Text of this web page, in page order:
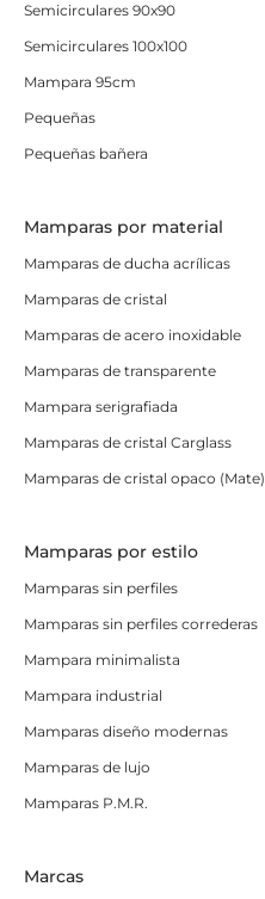
Semicirculares 90x90
Semicirculares 100x100
Mampara 95cm
Pequeñas
Pequeñas bañera
Mamparas por material
Mamparas de ducha acrílicas
Mamparas de cristal
Mamparas de acero inoxidable
Mamparas de transparente
Mampara serigrafiada
Mamparas de cristal Carglass
Mamparas de cristal opaco (Mate)
Mamparas por estilo
Mamparas sin perfiles
Mamparas sin perfiles correderas
Mampara minimalista
Mampara industrial
Mamparas diseño modernas
Mamparas de lujo
Mamparas P.M.R.
Marcas